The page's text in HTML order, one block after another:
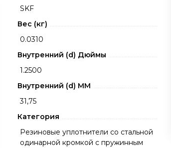
SKF
Вес (кг)
0.0310
Внутренний (d) Дюймы
1.2500
Внутренний (d) ММ
31,75
Категория
Резиновые уплотнители со стальной
одинарной кромкой с пружинным